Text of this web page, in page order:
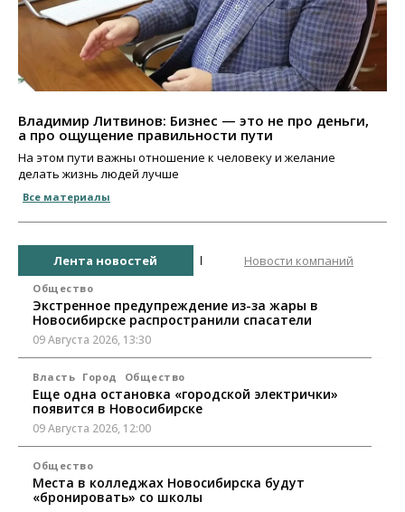
Владимир Литвинов: Бизнес — это не про деньги,
а про ощущение правильности пути
На этом пути важны отношение к человеку и желание
делать жизнь людей лучше
Все материалы
Лента новостей Новости компаний
Общество
Экстренное предупреждение из-за жары в
Новосибирске распространили спасатели
09 Августа 2026, 13:30
Власть Город Общество
Еще одна остановка «городской электрички»
появится в Новосибирске
09 Августа 2026, 12:00
Общество
Места в колледжах Новосибирска будут
«бронировать» со школы